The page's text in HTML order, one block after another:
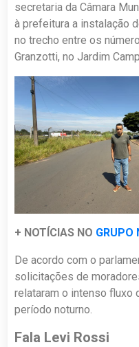
secretaria da Câmara
à prefeitura a instalação
no trecho entre os
Granzotti, no Jardim
+ NOTÍCIAS NO GRUPO
De acordo com o
solicitações de
relataram o intenso fluxo
período noturno.
Fala Levi Rossi